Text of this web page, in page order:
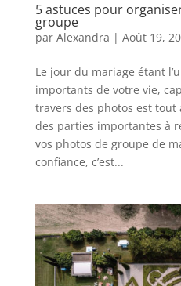
5 astuces pour
groupe
par Alexandra | Août 19,
Le jour du mariage étant
importants de votre vie,
travers des photos est tout
des parties importantes à
vos photos de groupe de
confiance, c’est...